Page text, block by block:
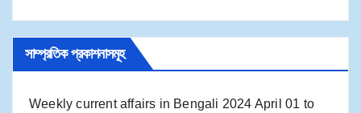
সাম্প্রতিক প্রকাশনাসমূহ
Weekly current affairs in Bengali 2024 April 01 to